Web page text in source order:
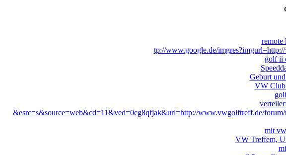
remote
tp://www.google.de/
golf ii
Geburt
VW Club
&esrc=s&source=web&cd=11&ved=0cg8qfjak&url=http://www.vwgolftreff.de/
mit
VW Treffem,